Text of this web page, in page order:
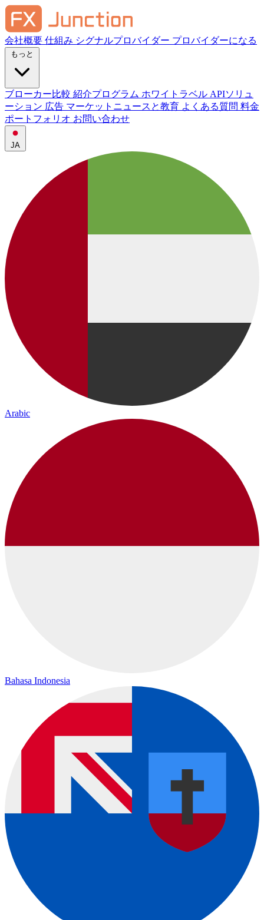
会社概要 仕組み シグナルプロバイダー プロバイダーになる
ブローカー比較 紹介プログラム ホワイトラベル APIソリュ
ーション 広告 マーケットニュースと教育 よくある質問 料金
ポートフォリオ お問い合わせ
JA
Arabic
Bahasa Indonesia